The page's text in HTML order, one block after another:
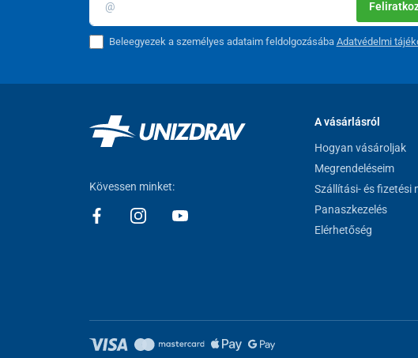
Beleegyezek a személyes adataim feldolgozásába Adatvédelmi
Kövessen minket:
A vásárlásról
Hogyan vásároljak
Megrendeléseim
Szállítási- és fizetési
Panaszkezelés
Elérhetőség